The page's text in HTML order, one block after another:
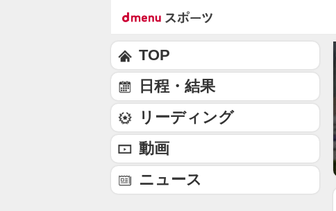
TOP
日程・結果
リーディング
動画
ニュース